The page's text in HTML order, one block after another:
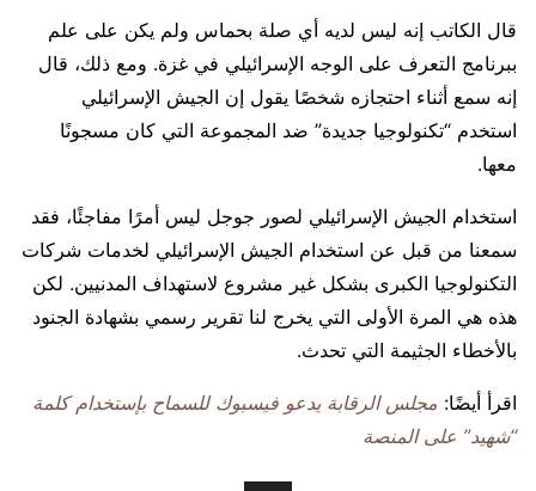
قال الكاتب إنه ليس لديه أي صلة بحماس ولم يكن على علم
ببرنامج التعرف على الوجه الإسرائيلي في غزة. ومع ذلك، قال
إنه سمع أثناء احتجازه شخصًا يقول إن الجيش الإسرائيلي
استخدم “تكنولوجيا جديدة” ضد المجموعة التي كان مسجونًا
معها.
استخدام الجيش الإسرائيلي لصور جوجل ليس أمرًا مفاجئًا، فقد
سمعنا من قبل عن استخدام الجيش الإسرائيلي لخدمات شركات
التكنولوجيا الكبرى بشكل غير مشروع لاستهداف المدنيين. لكن
هذه هي المرة الأولى التي يخرج لنا تقرير رسمي بشهادة الجنود
بالأخطاء الجثيمة التي تحدث.
اقرأ أيضًا: مجلس الرقابة يدعو فيسبوك للسماح بإستخدام كلمة
“شهيد” على المنصة